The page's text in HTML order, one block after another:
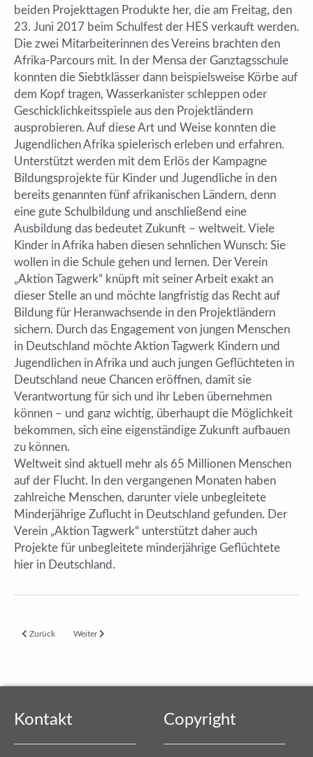
beiden Projekttagen Produkte her, die am Freitag, den
23. Juni 2017 beim Schulfest der HES verkauft werden.
Die zwei Mitarbeiterinnen des Vereins brachten den
Afrika-Parcours mit. In der Mensa der Ganztagsschule
konnten die Siebtklässer dann beispielsweise Körbe auf
dem Kopf tragen, Wasserkanister schleppen oder
Geschicklichkeitsspiele aus den Projektländern
ausprobieren. Auf diese Art und Weise konnten die
Jugendlichen Afrika spielerisch erleben und erfahren.
Unterstützt werden mit dem Erlös der Kampagne
Bildungsprojekte für Kinder und Jugendliche in den
bereits genannten fünf afrikanischen Ländern, denn
eine gute Schulbildung und anschließend eine
Ausbildung das bedeutet Zukunft – weltweit. Viele
Kinder in Afrika haben diesen sehnlichen Wunsch: Sie
wollen in die Schule gehen und lernen. Der Verein
„Aktion Tagwerk“ knüpft mit seiner Arbeit exakt an
dieser Stelle an und möchte langfristig das Recht auf
Bildung für Heranwachsende in den Projektländern
sichern. Durch das Engagement von jungen Menschen
in Deutschland möchte Aktion Tagwerk Kindern und
Jugendlichen in Afrika und auch jungen Geflüchteten in
Deutschland neue Chancen eröffnen, damit sie
Verantwortung für sich und ihr Leben übernehmen
können – und ganz wichtig, überhaupt die Möglichkeit
bekommen, sich eine eigenständige Zukunft aufbauen
zu können.
Weltweit sind aktuell mehr als 65 Millionen Menschen
auf der Flucht. In den vergangenen Monaten haben
zahlreiche Menschen, darunter viele unbegleitete
Minderjährige Zuflucht in Deutschland gefunden. Der
Verein „Aktion Tagwerk“ unterstützt daher auch
Projekte für unbegleitete minderjährige Geflüchtete
hier in Deutschland.
Vorheriger Beitrag: Wieder Sommerfest an der HES
Zurück Nächster Beitrag: Schmackhafte Fortbildung in der Lehrküche
Weiter
Kontakt Copyright